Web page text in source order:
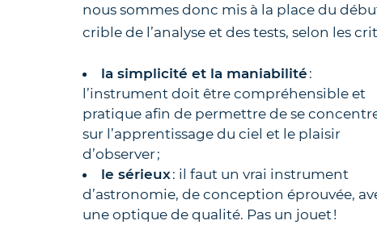
nous sommes donc mis à la place du
crible de l’analyse et des tests, selon les
la simplicité et la maniabilité :
l’instrument doit être compréhensible et
pratique afin de permettre de se
sur l’apprentissage du ciel et le plaisir
d’observer ;
le sérieux: il faut un vrai instrument
d’astronomie, de conception éprouvée,
une optique de qualité. Pas un jouet !